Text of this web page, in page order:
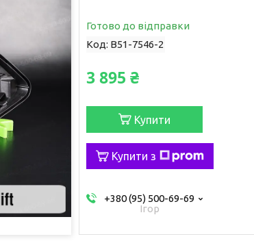
Готово до відправки
Код: B51-7546-2
3 895 ₴
Купити
Купити з
+380 (95) 500-69-69
Ігор